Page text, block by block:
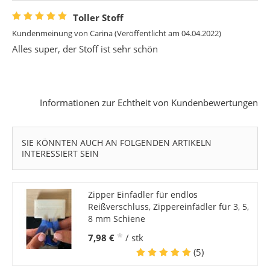
Toller Stoff
Kundenmeinung von Carina(Veröffentlicht am 04.04.2022)
Alles super, der Stoff ist sehr schön
Informationen zur Echtheit von Kundenbewertungen
SIE KÖNNTEN AUCH AN FOLGENDEN ARTIKELN
INTERESSIERT SEIN
Zipper Einfädler für endlos
Reißverschluss, Zippereinfädler für 3, 5,
8 mm Schiene
7,98 € * / stk
(5)